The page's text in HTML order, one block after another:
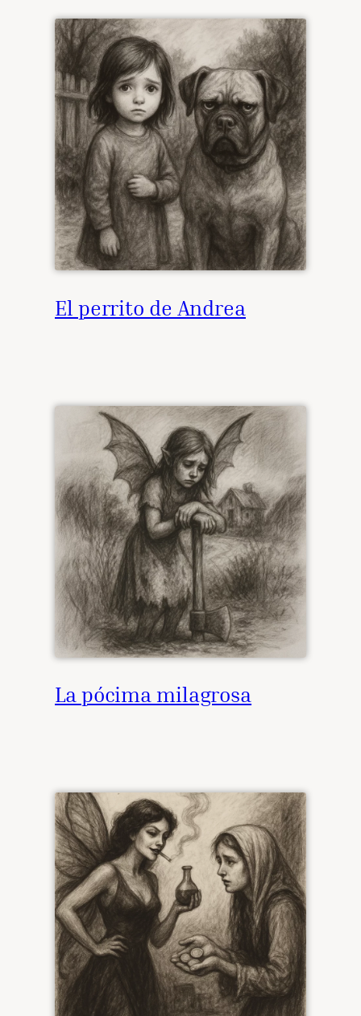
El perrito de Andrea
La pócima milagrosa